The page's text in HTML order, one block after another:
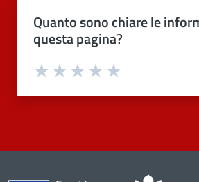
Quanto sono chiare le
questa pagina?
Valuta 4 stelle su 5
Valuta 3 stelle su 5
Valuta 2 stelle su 5
Valuta 1 stelle su 5